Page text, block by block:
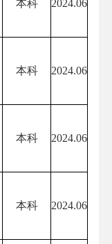
本科 2024.06
本科 2024.06
本科 2024.06
本科 2024.06